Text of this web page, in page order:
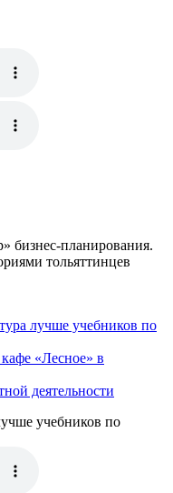
бизнес-планирования.
тольяттинцев
лучше учебников по
«Лесное» в
деятельности
учебников по